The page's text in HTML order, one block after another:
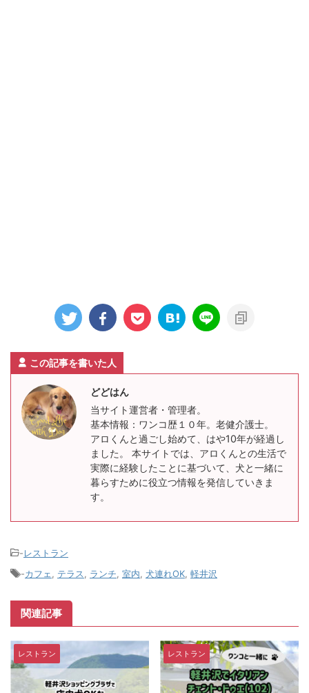
この記事を書いた人
どどはん
当サイト運営者・管理者。
基本情報：ワンコ歴１０年。老健介護士。
アロくんと過ごし始めて、はや10年が経過し
ました。 本サイトでは、アロくんとの生活で
実際に経験したことに基づいて、犬と一緒に
暮らすために役立つ情報を発信していきま
す。
-レストラン
-カフェ テラス ランチ 室内 犬連れOK 軽井沢
関連記事
レストラン レストラン